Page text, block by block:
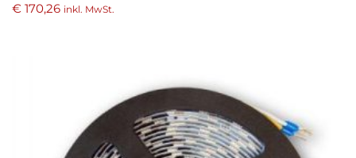
€ 170,26 inkl. MwSt.